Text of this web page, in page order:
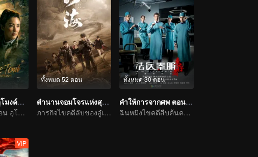
คนขุดสุสาน: อุโมงค์ปริศนาแห่งเขามังกร
คนขุดสุสาน ตอน อุโมงค์ปริศนาแห่งเขามังกร
ทั้งหมด 52 ตอน
ตำนานจอมโจรแห่งสุสานทะเลทราย
ภารกิจไขคดีลับของอู๋เหล่ยฉินห้าว
ทั้งหมด 30 ตอน
คำให้การจากศพ ตอนผู้รอดชีวิต
ฉินหมิงไขคดีสืบค้นความจริงจากผู้ตาย
VIP